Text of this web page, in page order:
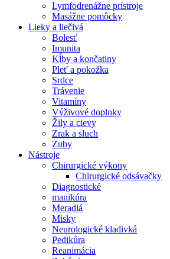
Lymfodrenážne prístroje
Masážne pomôcky
Lieky a liečivá
Bolesť
Imunita
Kĺby a končatiny
Pleť a pokožka
Srdce
Trávenie
Vitamíny
Výživové doplnky
Žily a cievy
Zrak a sluch
Zuby
Nástroje
Chirurgické výkony
Chirurgické odsávačky
Diagnostické
manikúra
Meradlá
Misky
Neurologické kladivká
Pedikúra
Reanimácia